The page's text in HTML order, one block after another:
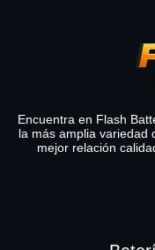
Encuentra en Flash
la más amplia variedad
mejor relación